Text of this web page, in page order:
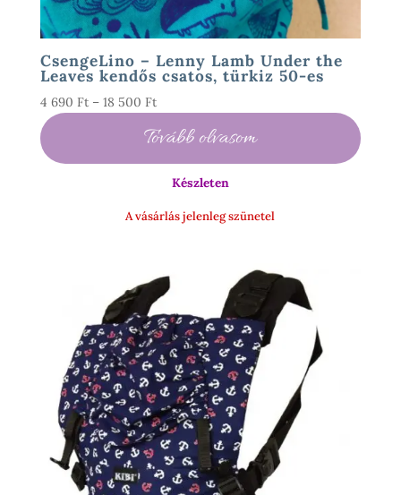
CsengeLino – Lenny Lamb Under the
Leaves kendős csatos, türkiz 50-es
4 690 Ft – 18 500 FtÁrtartomány:
690 Ft
-
Tovább olvasom
Készleten
A vásárlás jelenleg szünetel